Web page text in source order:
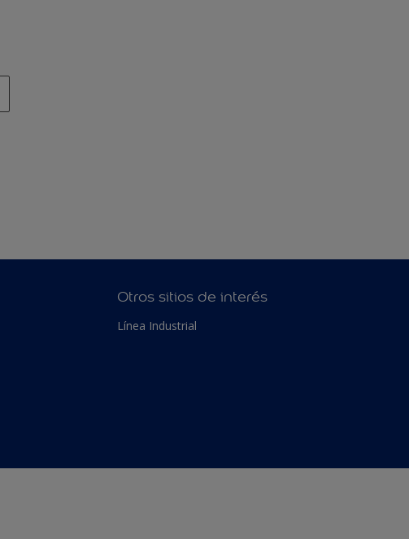
Otros sitios de interés
Línea Industrial